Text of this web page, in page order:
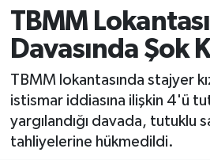
TBMM
Davasında Şok
TBMM lokantasında stajyer
istismar iddiasına ilişkin 4'ü
yargılandığı davada, tutuklu
tahliyelerine hükmedildi.
Biyografi
Çevre
Diğer
Dünya
Ankara Trafik Yoğunluk
Süper Lig Puan Durumu ve
Tüm Manşetler
Son Dakika Haberleri